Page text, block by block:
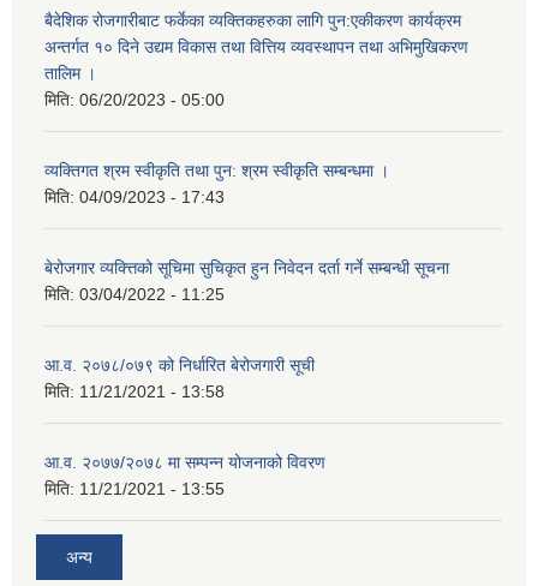
बैदेशिक रोजगारीबाट फर्केका व्यक्तिकहरुका लागि पुन:एकीकरण कार्यक्रम
अन्तर्गत १० दिने उद्यम विकास तथा वित्तिय व्यवस्थापन तथा अभिमुखिकरण
तालिम ।
मिति: 06/20/2023 - 05:00
व्यक्तिगत श्रम स्वीकृति तथा पुन: श्रम स्वीकृति सम्बन्धमा ।
मिति: 04/09/2023 - 17:43
बेरोजगार व्यक्त्तिको सूचिमा सुचिकृत हुन निवेदन दर्ता गर्ने सम्बन्धी सूचना
मिति: 03/04/2022 - 11:25
आ.व. २०७८/०७९ को निर्धारित बेरोजगारी सूची
मिति: 11/21/2021 - 13:58
आ.व. २०७७/२०७८ मा सम्पन्न योजनाको विवरण
मिति: 11/21/2021 - 13:55
अन्य